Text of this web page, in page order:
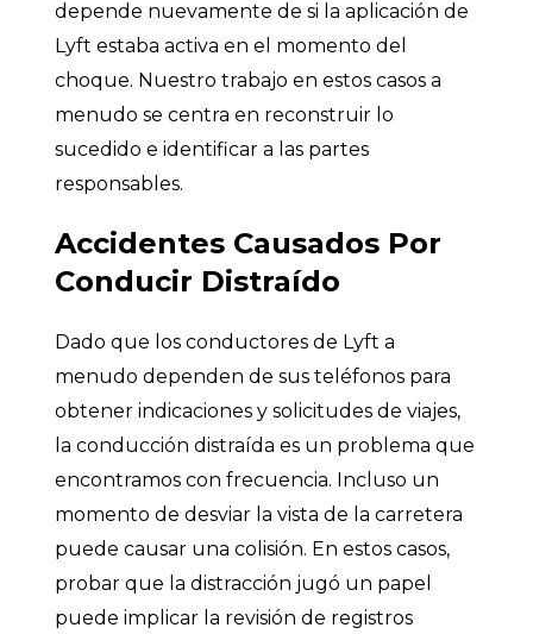
depende nuevamente de si la aplicación de
Lyft estaba activa en el momento del
choque. Nuestro trabajo en estos casos a
menudo se centra en reconstruir lo
sucedido e identificar a las partes
responsables.
Accidentes Causados Por
Conducir Distraído
Dado que los conductores de Lyft a
menudo dependen de sus teléfonos para
obtener indicaciones y solicitudes de viajes,
la conducción distraída es un problema que
encontramos con frecuencia. Incluso un
momento de desviar la vista de la carretera
puede causar una colisión. En estos casos,
probar que la distracción jugó un papel
puede implicar la revisión de registros